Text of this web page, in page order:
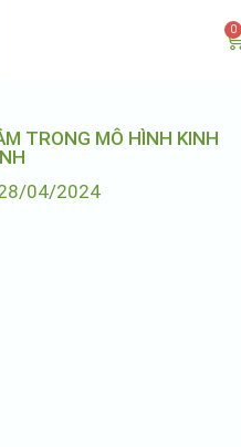
0
TRONG MÔ HÌNH KINH
04/2024